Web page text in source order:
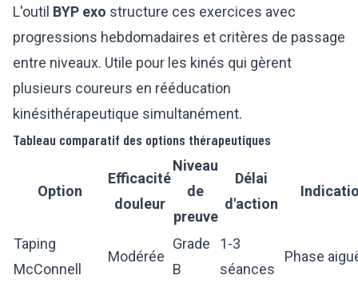
L'outil BYP exo structure ces exercices avec
progressions hebdomadaires et critères de passage
entre niveaux. Utile pour les kinés qui gèrent
plusieurs coureurs en rééducation
kinésithérapeutique simultanément.
Tableau comparatif des options thérapeutiques
Option
Efficacité
douleur
Niveau
de
preuve
Délai
d'action
Taping
McConnell
Modérée
Grade
B
1-3
séances
Phase